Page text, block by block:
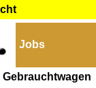
Jobs
| Gebrauchtwagen